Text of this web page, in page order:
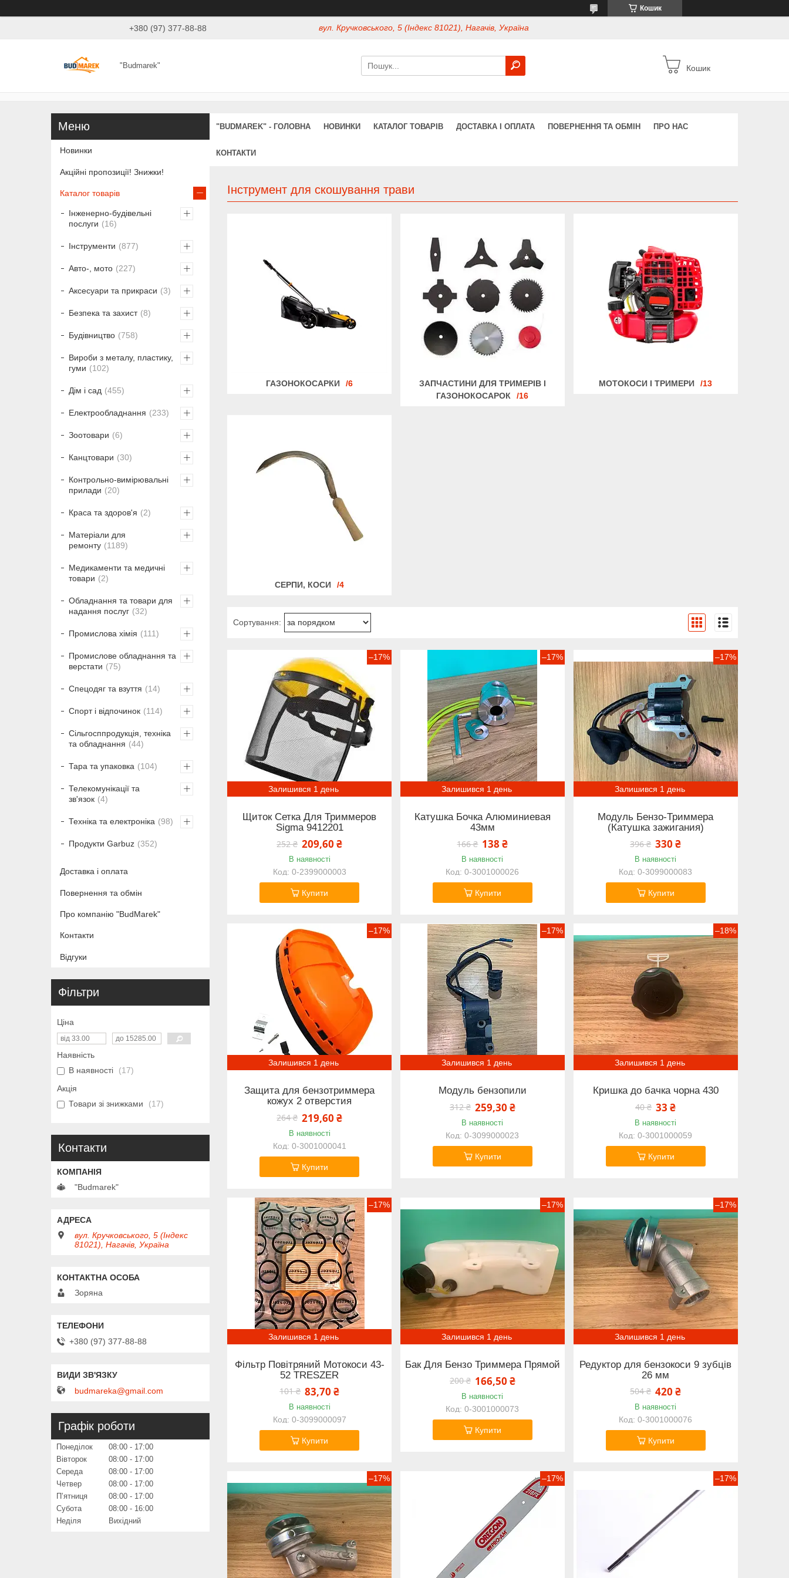
Кошик
+380 (97) 377-88-88 вул. Кручковського, 5 (Індекс 81021), Нагачів, Україна
"Budmarek" Кошик
"BUDMAREK" - ГОЛОВНА НОВИНКИ КАТАЛОГ ТОВАРІВ ДОСТАВКА І ОПЛАТА ПОВЕРНЕННЯ ТА ОБМІН ПРО НАС
КОНТАКТИ
Інструмент для скошування трави
ГАЗОНОКОСАРКИ 6
ЗАПЧАСТИНИ ДЛЯ ТРИМЕРІВ І
ГАЗОНОКОСАРОК
16
МОТОКОСИ І ТРИМЕРИ 13
СЕРПИ, КОСИ 4
–17%
Залишився 1 день
Щиток Сетка Для Триммеров
Sigma 9412201
252 ₴ 209,60 ₴
В наявності
0-2399000003
Купити
–17%
Залишився 1 день
Катушка Бочка Алюминиевая
43мм
166 ₴ 138 ₴
В наявності
0-3001000026
Купити
–17%
Залишився 1 день
Модуль Бензо-Триммера
(Катушка зажигания)
396 ₴ 330 ₴
В наявності
0-3099000083
Купити
–17%
Залишився 1 день
Защита для бензотриммера
кожух 2 отверстия
264 ₴ 219,60 ₴
В наявності
0-3001000041
Купити
–17%
Залишився 1 день
Модуль бензопили
312 ₴ 259,30 ₴
В наявності
0-3099000023
Купити
–18%
Залишився 1 день
Кришка до бачка чорна 430
40 ₴ 33 ₴
В наявності
0-3001000059
Купити
–17%
Залишився 1 день
Фільтр Повітряний Мотокоси 43-
52 TRESZER
101 ₴ 83,70 ₴
В наявності
0-3099000097
Купити
–17%
Залишився 1 день
Бак Для Бензо Триммера Прямой
200 ₴ 166,50 ₴
В наявності
0-3001000073
Купити
–17%
Залишився 1 день
Редуктор для бензокоси 9 зубців
26 мм
504 ₴ 420 ₴
В наявності
0-3001000076
Купити
–17% –17% –17%
Новинки
Акційні пропозиції! Знижки!
Каталог товарів
Інженерно-будівельні
послуги
16
Інструменти 877
Авто-, мото 227
Аксесуари та прикраси 3
Безпека та захист 8
Будівництво 758
Вироби з металу, пластику,
гуми
102
Дім і сад 455
Електрообладнання 233
Зоотовари 6
Канцтовари 30
Контрольно-вимірювальні
прилади
20
Краса та здоров'я 2
Матеріали для
ремонту
1189
Медикаменти та медичні
товари
2
Обладнання та товари для
надання послуг
32
Промислова хімія 111
Промислове обладнання та
верстати
75
Спецодяг та взуття 14
Спорт і відпочинок 114
Сільгосппродукція, техніка
та обладнання
44
Тара та упаковка 104
Телекомунікації та
зв'язок
4
Техніка та електроніка 98
Продукти Garbuz 352
Доставка і оплата
Повернення та обмін
Про компанію "BudMarek"
Контакти
Відгуки
Фільтри
Ціна
Наявність
В наявності
17
Акція
Товари зі знижками
17
Контакти
"Budmarek"
вул. Кручковського, 5 (Індекс
81021), Нагачів, Україна
Зоряна
+380 (97) 377-88-88
budmareka@gmail.com
Графік роботи
Понеділок 08:00
17:00
Вівторок
08:00
17:00
Середа
08:00
17:00
Четвер
08:00
17:00
Пʼятниця
08:00
17:00
Субота
08:00
16:00
Неділя
Вихідний